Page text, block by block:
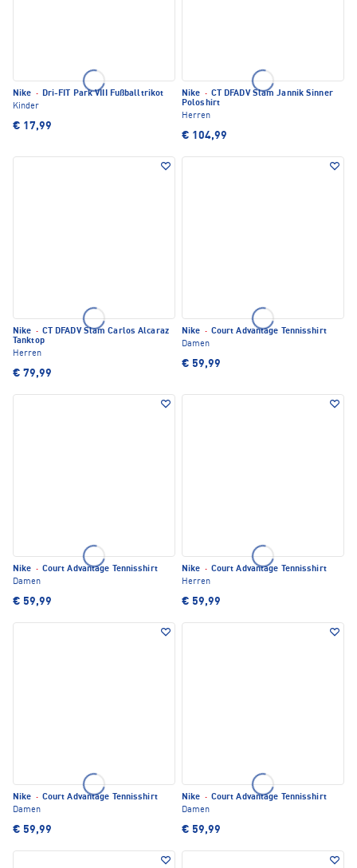
Nike · Dri-FIT Park VIII Fußballtrikot
Kinder
€ 17,99
Nike · CT DFADV Slam Jannik Sinner
Poloshirt
Herren
€ 104,99
Nike · CT DFADV Slam Carlos Alcaraz
Tanktop
Herren
€ 79,99
Nike · Court Advantage Tennisshirt
Damen
€ 59,99
Nike · Court Advantage Tennisshirt
Damen
€ 59,99
Nike · Court Advantage Tennisshirt
Herren
€ 59,99
Nike · Court Advantage Tennisshirt
Damen
€ 59,99
Nike · Court Advantage Tennisshirt
Damen
€ 59,99